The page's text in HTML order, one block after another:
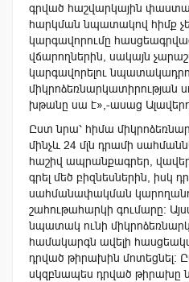
գրված հաշվարկային
հարկման նպատակով հիմք չեն
կարգավորումը
վճարողներին, սակայն
կարգավորելու
միկրոձեռնարկատիրության
խթանը սա է»,-ասաց
Ըստ նրա՝ հիմա
մինչև 24 մլն դրամի
հաշիվ ապրանքագրեր,
գրել մեծ բիզնեսներին, իսկ
սահմանափակման
շահութահարկի գումարը:
նպատակ ունի
համակարգն ավելի
դրված թիրախին մոտեցնել:
սկզբնապես դրված թիրախը